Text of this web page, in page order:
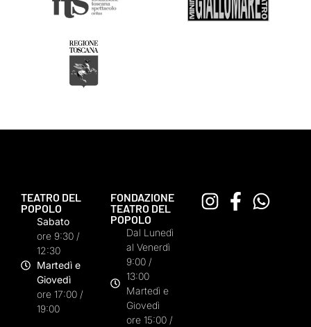
TEATRO DEL
POPOLO
Sabato
ore 9:30 /
12:30
Martedì e
Giovedì
ore 17:00 /
19:00
FONDAZIONE
TEATRO DEL
POPOLO
Dal Lunedì
al Venerdì
9:00 /
13:00
Martedì e
Giovedì
ore 15:00 /